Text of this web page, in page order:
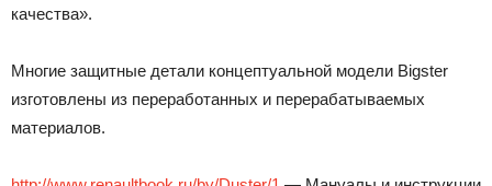
качества».
Многие защитные детали концептуальной модели Bigster
изготовлены из переработанных и перерабатываемых
материалов.